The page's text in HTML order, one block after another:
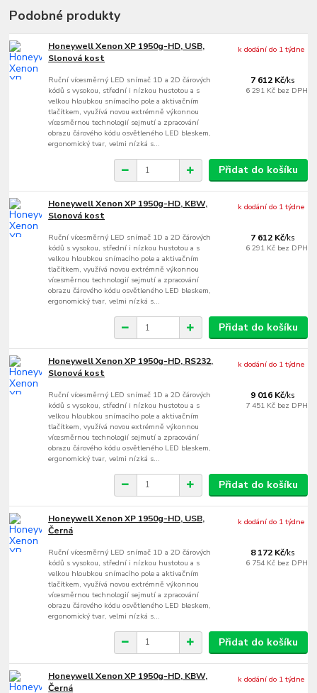
Podobné produkty
Honeywell Xenon XP 1950g-HD, USB,
Slonová kost
Ruční vícesměrný LED snímač 1D a 2D čárových
kódů s vysokou, střední i nízkou hustotou a s
velkou hloubkou snímacího pole a aktivačním
tlačítkem, využívá novou extrémně výkonnou
vícesměrnou technologií sejmutí a zpracování
obrazu čárového kódu osvětleného LED bleskem,
ergonomický tvar, velmi nízká s...
7 612 Kč/ks
6 291 Kč bez DPH
k dodání do 1 týdne
Přidat do košíku
Honeywell Xenon XP 1950g-HD, KBW,
Slonová kost
Ruční vícesměrný LED snímač 1D a 2D čárových
kódů s vysokou, střední i nízkou hustotou a s
velkou hloubkou snímacího pole a aktivačním
tlačítkem, využívá novou extrémně výkonnou
vícesměrnou technologií sejmutí a zpracování
obrazu čárového kódu osvětleného LED bleskem,
ergonomický tvar, velmi nízká s...
7 612 Kč/ks
6 291 Kč bez DPH
k dodání do 1 týdne
Přidat do košíku
Honeywell Xenon XP 1950g-HD, RS232,
Slonová kost
Ruční vícesměrný LED snímač 1D a 2D čárových
kódů s vysokou, střední i nízkou hustotou a s
velkou hloubkou snímacího pole a aktivačním
tlačítkem, využívá novou extrémně výkonnou
vícesměrnou technologií sejmutí a zpracování
obrazu čárového kódu osvětleného LED bleskem,
ergonomický tvar, velmi nízká s...
9 016 Kč/ks
7 451 Kč bez DPH
k dodání do 1 týdne
Přidat do košíku
Honeywell Xenon XP 1950g-HD, USB,
Černá
Ruční vícesměrný LED snímač 1D a 2D čárových
kódů s vysokou, střední i nízkou hustotou a s
velkou hloubkou snímacího pole a aktivačním
tlačítkem, využívá novou extrémně výkonnou
vícesměrnou technologií sejmutí a zpracování
obrazu čárového kódu osvětleného LED bleskem,
ergonomický tvar, velmi nízká s...
8 172 Kč/ks
6 754 Kč bez DPH
k dodání do 1 týdne
Přidat do košíku
Honeywell Xenon XP 1950g-HD, KBW,
Černá
k dodání do 1 týdne